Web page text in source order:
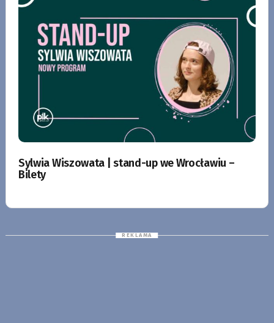
Sylwia Wiszowata | stand-up we Wrocławiu –
Bilety